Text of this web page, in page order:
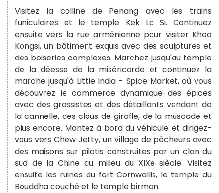
Visitez la colline de Penang avec les trains
funiculaires et le temple Kek Lo Si. Continuez
ensuite vers la rue arménienne pour visiter Khoo
Kongsi, un bâtiment exquis avec des sculptures et
des boiseries complexes. Marchez jusqu'au temple
de la déesse de la miséricorde et continuez la
marche jusqu'à Little India - Spice Market, où vous
découvrez le commerce dynamique des épices
avec des grossistes et des détaillants vendant de
la cannelle, des clous de girofle, de la muscade et
plus encore. Montez à bord du véhicule et dirigez-
vous vers Chew Jetty, un village de pêcheurs avec
des maisons sur pilotis construites par un clan du
sud de la Chine au milieu du XIXe siècle. Visitez
ensuite les ruines du fort Cornwallis, le temple du
Bouddha couché et le temple birman.